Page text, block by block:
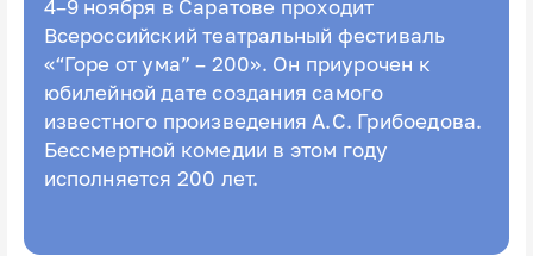
4–9 ноября в Саратове проходит
Всероссийский театральный фестиваль
«“Горе от ума” – 200». Он приурочен к
юбилейной дате создания самого
известного произведения А.С. Грибоедова.
Бессмертной комедии в этом году
исполняется 200 лет.